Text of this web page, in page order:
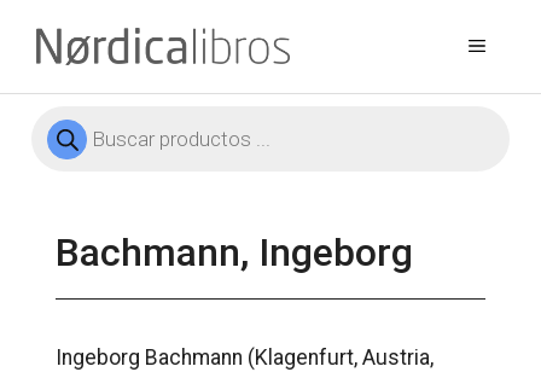
contenido
Menú
Búsqueda
de
Bachmann, Ingeborg
Ingeborg Bachmann (Klagenfurt, Austria,